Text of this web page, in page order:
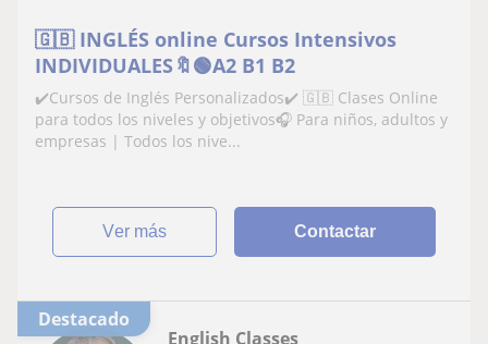
🇬🇧 INGLÉS online Cursos Intensivos
INDIVIDUALES🔖🟢A2 B1 B2
✔️Cursos de Inglés Personalizados✔️ 🇬🇧 Clases Online
para todos los niveles y objetivos🎧 Para niños, adultos y
empresas | Todos los nive...
ver más Contactar
Destacado
English Classes